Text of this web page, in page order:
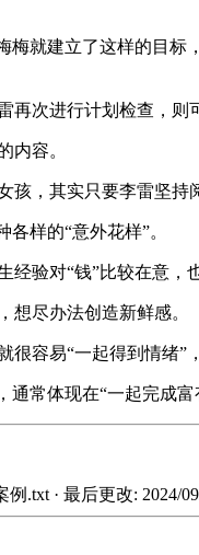
梅就建立了这样的目标，
再次进行计划检查，
内容。
，其实只要李雷坚持
样的“意外花样”。
经验对“钱”比较在意
想尽办法创造新鲜感。
容易“一起得到情绪”
通常体现在“一起完成
例.txt · 最后更改: 2024/